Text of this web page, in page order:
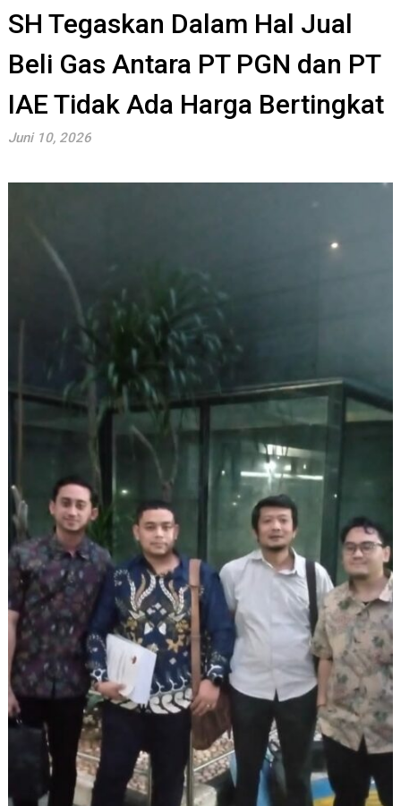
SH Tegaskan Dalam Hal Jual
Beli Gas Antara PT PGN dan PT
IAE Tidak Ada Harga Bertingkat
Juni 10, 2026